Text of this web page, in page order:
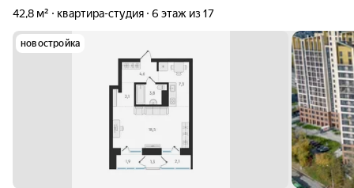
42,8 м²
квартира-студия 6 этаж из 17
новостройка